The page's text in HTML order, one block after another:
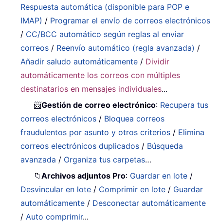
Respuesta automática (disponible para POP e
IMAP) / Programar el envío de correos electrónicos
/ CC/BCC automático según reglas al enviar
correos / Reenvío automático (regla avanzada) /
Añadir saludo automáticamente / Dividir
automáticamente los correos con múltiples
destinatarios en mensajes individuales...
📨Gestión de correo electrónico: Recupera tus
correos electrónicos / Bloquea correos
fraudulentos por asunto y otros criterios / Elimina
correos electrónicos duplicados / Búsqueda
avanzada / Organiza tus carpetas…
📁Archivos adjuntos Pro: Guardar en lote /
Desvincular en lote / Comprimir en lote / Guardar
automáticamente / Desconectar automáticamente
/ Auto comprimir...